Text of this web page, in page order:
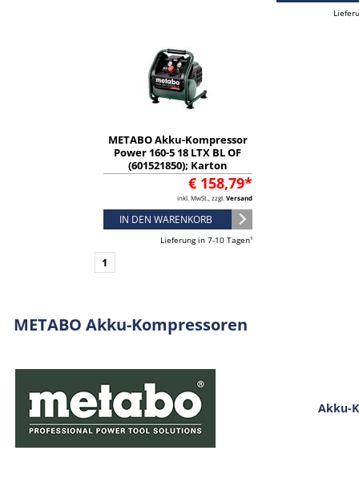
METABO Akku-Kompressor
Power 160-5 18 LTX BL OF
(601521850); Karton
€ 158,79*
inkl. MwSt., zzgl. Versand
IN DEN WARENKORB
Lieferung in 7-10 Tagen¹
1
METABO Akku-Kompressoren
Akku-